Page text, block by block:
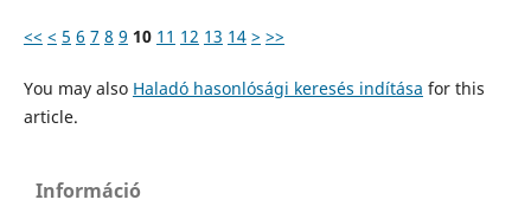
<< < 5 6 7 8 9 10 11 12 13 14 > >>
You may also Haladó hasonlósági keresés indítása for this
article.
Információ